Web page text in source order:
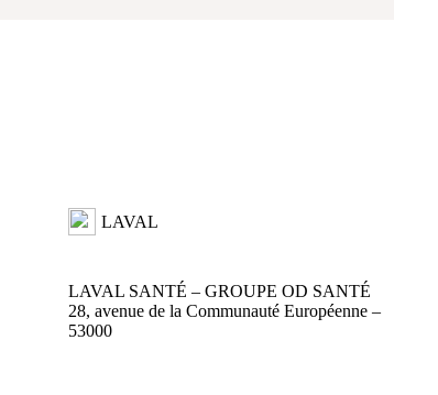
LAVAL
LAVAL SANTÉ – GROUPE OD SANTÉ
28, avenue de la Communauté Européenne –
53000